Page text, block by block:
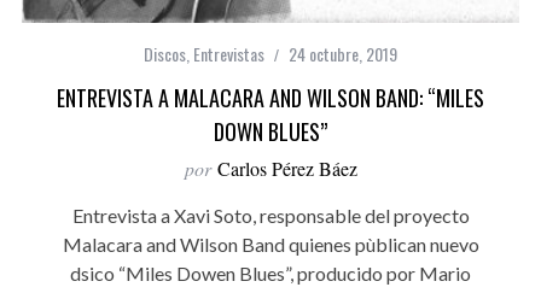
Discos Entrevistas 24 octubre, 2019
ENTREVISTA A MALACARA AND WILSON BAND: “MILES
DOWN BLUES”
por Carlos Pérez Báez
Entrevista a Xavi Soto, responsable del proyecto
Malacara and Wilson Band quienes pùblican nuevo
dsico “Miles Dowen Blues”, producido por Mario